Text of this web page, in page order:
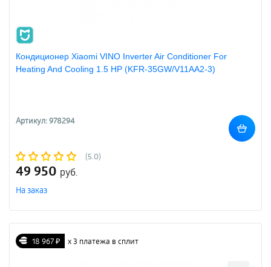
Кондиционер Xiaomi VINO Inverter Air Conditioner For
Heating And Cooling 1.5 HР (KFR-35GW/V11AA2-3)
Артикул: 978294
(5.0)
49 950 руб.
На заказ
18 967 ₽ х 3 платежа в сплит